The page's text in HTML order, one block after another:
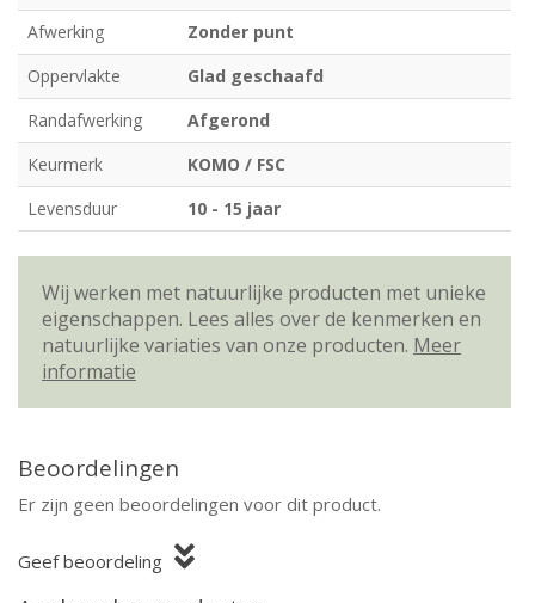
Afwerking
Zonder punt
Oppervlakte
Glad geschaafd
Randafwerking
Afgerond
Keurmerk
KOMO / FSC
Levensduur
10 - 15 jaar
Wij werken met natuurlijke producten met unieke
eigenschappen. Lees alles over de kenmerken en
natuurlijke variaties van onze producten. Meer
informatie
Beoordelingen
Er zijn geen beoordelingen voor dit product.
Geef beoordeling